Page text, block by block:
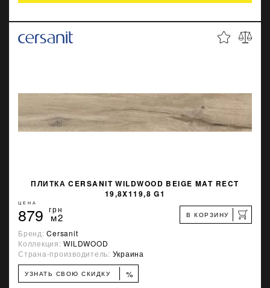
ПЛИТКА CERSANIT WILDWOOD BEIGE MAT RECT
19,8X119,8 G1
ЦЕНА
879 грн
м2 В КОРЗИНУ
Бренд:Cersanit
Коллекция:WILDWOOD
Страна-производитель: Украина
УЗНАТЬ СВОЮ СКИДКУ %